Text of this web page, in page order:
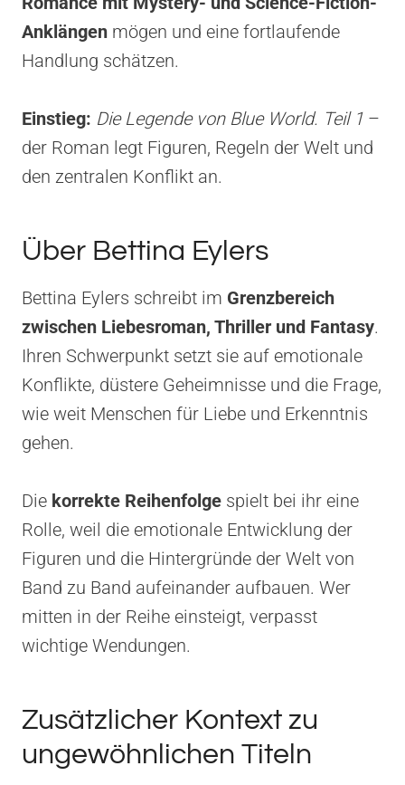
Anklängen mögen und eine fortlaufende
Handlung schätzen.
Einstieg: Die Legende von Blue World. Teil 1 –
der Roman legt Figuren, Regeln der Welt und
den zentralen Konflikt an.
Über Bettina Eylers
Bettina Eylers schreibt im Grenzbereich
zwischen Liebesroman, Thriller und Fantasy.
Ihren Schwerpunkt setzt sie auf emotionale
Konflikte, düstere Geheimnisse und die Frage,
wie weit Menschen für Liebe und Erkenntnis
gehen.
Die korrekte Reihenfolge spielt bei ihr eine
Rolle, weil die emotionale Entwicklung der
Figuren und die Hintergründe der Welt von
Band zu Band aufeinander aufbauen. Wer
mitten in der Reihe einsteigt, verpasst
wichtige Wendungen.
Zusätzlicher Kontext zu
ungewöhnlichen Titeln